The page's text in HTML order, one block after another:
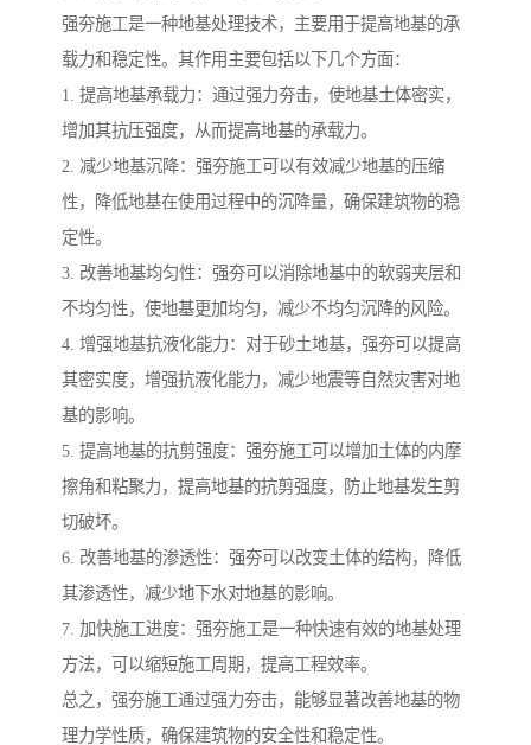
强夯施工是一种地基处理技术，主要用于提高地基的承
载力和稳定性。其作用主要包括以下几个方面：
1. 提高地基承载力：通过强力夯击，使地基土体密实，
增加其抗压强度，从而提高地基的承载力。
2. 减少地基沉降：强夯施工可以有效减少地基的压缩
性，降低地基在使用过程中的沉降量，确保建筑物的稳
定性。
3. 改善地基均匀性：强夯可以消除地基中的软弱夹层和
不均匀性，使地基更加均匀，减少不均匀沉降的风险。
4. 增强地基抗液化能力：对于砂土地基，强夯可以提高
其密实度，增强抗液化能力，减少地震等自然灾害对地
基的影响。
5. 提高地基的抗剪强度：强夯施工可以增加土体的内摩
擦角和粘聚力，提高地基的抗剪强度，防止地基发生剪
切破坏。
6. 改善地基的渗透性：强夯可以改变土体的结构，降低
其渗透性，减少地下水对地基的影响。
7. 加快施工进度：强夯施工是一种快速有效的地基处理
方法，可以缩短施工周期，提高工程效率。
总之，强夯施工通过强力夯击，能够显著改善地基的物
理力学性质，确保建筑物的安全性和稳定性。